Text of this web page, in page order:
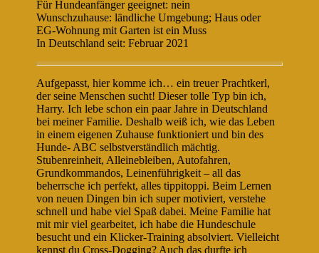
Für Hundeanfänger geeignet: nein
Wunschzuhause: ländliche Umgebung; Haus oder
EG-Wohnung mit Garten ist ein Muss
In Deutschland seit: Februar 2021
Aufgepasst, hier komme ich… ein treuer Prachtkerl,
der seine Menschen sucht! Dieser tolle Typ bin ich,
Harry. Ich lebe schon ein paar Jahre in Deutschland
bei meiner Familie. Deshalb weiß ich, wie das Leben
in einem eigenen Zuhause funktioniert und bin des
Hunde- ABC selbstverständlich mächtig.
Stubenreinheit, Alleinebleiben, Autofahren,
Grundkommandos, Leinenführigkeit – all das
beherrsche ich perfekt, alles tippitoppi. Beim Lernen
von neuen Dingen bin ich super motiviert, verstehe
schnell und habe viel Spaß dabei. Meine Familie hat
mit mir viel gearbeitet, ich habe die Hundeschule
besucht und ein Klicker-Training absolviert. Vielleicht
kennst du Cross-Dogging? Auch das durfte ich